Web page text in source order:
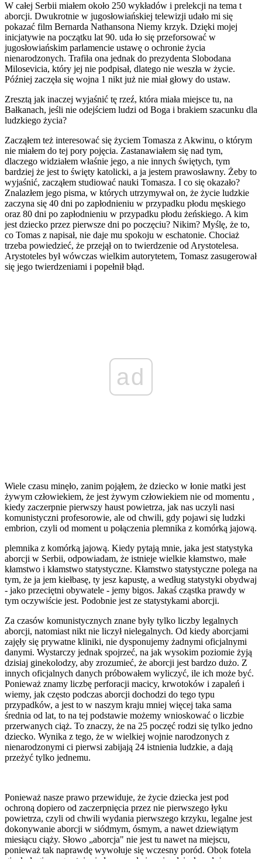
W całej Serbii miałem około 250 wykładów i prelekcji na tema t
aborcji. Dwukrotnie w jugosłowiańskiej telewizji udało mi się
pokazać film Bernarda Nathansona Niemy krzyk. Dzięki mojej
inicjatywie na początku lat 90. uda­ ło się przeforsować w
jugosłowiańskim parlamencie ustawę o ochronie życia
nienarodzonych. Trafiła ona jednak do prezydenta Slobodana
Milosevicia, który jej nie podpisał, dlatego nie weszła w życie.
Później zaczęła się wojna 1 nikt już nie miał głowy do ustaw.
Zresztą jak inaczej wyjaśnić tę rzeź, która miała miejsce tu, na
Bałkanach, jeśli nie odejściem ludzi od Boga i brakiem szacunku dla
ludzkiego życia?
Zacząłem też interesować się życiem Tomasza z Akwinu, o którym
nie miałem do tej pory pojęcia. Zastanawiałem się nad tym,
dlaczego widziałem właśnie jego, a nie innych świętych, tym
bardziej że jest to święty katolicki, a ja jestem prawosławny. Żeby to
wyjaśnić, zacząłem studiować nauki Tomasza. I co się okazało?
Znalazłem jego pisma, w których utrzymywał on, że życie ludzkie
zaczyna się 40 dni po zapłodnieniu w przypadku płodu męskiego
oraz 80 dni po zapłodnieniu w przypadku płodu żeńskiego. A kim
jest dziecko przez pierwsze dni po poczęciu? Nikim? Myślę, że to,
co Tomas z napisał, nie daje mu spokoju w eschatonie. Chociaż
trzeba powiedzieć, że przejął on to twierdzenie od Arystotelesa.
Arystoteles był wówczas wielkim autorytetem, Tomasz zasugerował
się jego twierdzeniami i popełnił błąd.
ad
Wiele czasu minęło, zanim pojąłem, że dziecko w łonie matki jest
żywym człowiekiem, że jest żywym człowiekiem nie od momentu ,
kiedy zaczerpnie pierwszy haust powietrza, jak nas uczyli nasi
komunistyczni profesorowie, ale od chwili, gdy pojawi się ludzki
embrion, czyli od moment u połączenia plemnika z komórką jajową.
plemnika z komórką jajową. Kiedy pytają mnie, jaka jest statystyka
aborcji w Serbii, odpowiadam, że istnieje wielkie kłamstwo, małe
kłamstwo i kłamstwo statystyczne. Kłamstwo statystyczne polega na
tym, że ja jem kiełbasę, ty jesz kapustę, a według statystyki obydwaj
- jako przeciętni obywatele - jemy bigos. Jakaś cząstka prawdy w
tym oczywiście jest. Podobnie jest ze statystykami aborcji.
Za czasów komunistycznych znane były tylko liczby legalnych
aborcji, natomiast nikt nie liczył nielegalnych. Od kiedy aborcjami
zajęły się prywatne kliniki, nie dysponujemy żadnymi oficjalnymi
danymi. Wystarczy jednak spojrzeć, na jak wysokim poziomie żyją
dzisiaj ginekolodzy, aby zrozumieć, że aborcji jest bardzo dużo. Z
innych oficjalnych danych próbowałem wyliczyć, ile ich może być.
Ponieważ znamy liczbę perforacji macicy, krwotoków i zapaleń i
wiemy, jak często podczas aborcji dochodzi do tego typu
przypadków, a jest to w naszym kraju mniej więcej taka sama
średnia od lat, to na tej podstawie możemy wnioskować o liczbie
przerwanych ciąż. To znaczy, że na 25 poczęć rodzi się tylko jedno
dziecko. Wynika z tego, że w wielkiej wojnie narodzonych z
nienarodzonymi ci pierwsi zabijają 24 istnienia ludzkie, a dają
przeżyć tylko jednemu.
Ponieważ nasze prawo przewiduje, że życie dziecka jest pod
ochroną dopiero od zaczerpnięcia przez nie pierwszego łyku
powietrza, czyli od chwili wydania pierwszego krzyku, legalne jest
dokonywanie aborcji w siódmym, ósmym, a nawet dziewiątym
miesiącu ciąży. Słowo „aborcja" nie jest tu nawet na miejscu,
ponieważ tak naprawdę wywołuje się wczesny poród. Obok fotela